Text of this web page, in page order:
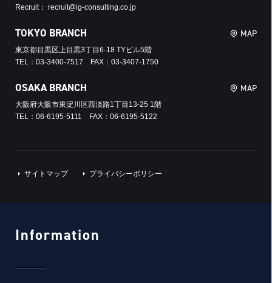
Recruit： recruit@ig-consulting.co.jp
TOKYO BRANCH
東京都目黒区上目黒3丁目6-18 TYビル5階
TEL：03-3400-7517 FAX：03-3407-1750
MAP
OSAKA BRANCH
大阪府大阪市東淀川区西淡路1丁目13-25 1階
TEL：06-6195-5111 FAX：06-6195-5122
MAP
サイトマップ プライバシーポリシー
Information